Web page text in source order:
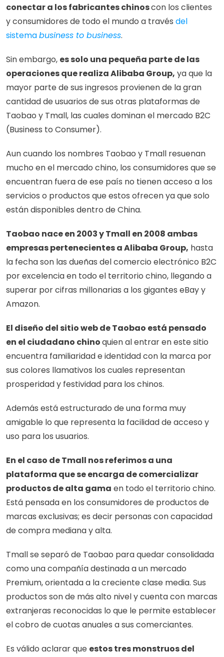
conectar a los fabricantes chinos con los clientes
y consumidores de todo el mundo a través del
sistema business to business.
Sin embargo, es solo una pequeña parte de las
operaciones que realiza Alibaba Group, ya que la
mayor parte de sus ingresos provienen de la gran
cantidad de usuarios de sus otras plataformas de
Taobao y Tmall, las cuales dominan el mercado B2C
(Business to Consumer).
Aun cuando los nombres Taobao y Tmall resuenan
mucho en el mercado chino, los consumidores que se
encuentran fuera de ese país no tienen acceso a los
servicios o productos que estos ofrecen ya que solo
están disponibles dentro de China.
Taobao nace en 2003 y Tmall en 2008 ambas
empresas pertenecientes a Alibaba Group, hasta
la fecha son las dueñas del comercio electrónico B2C
por excelencia en todo el territorio chino, llegando a
superar por cifras millonarias a los gigantes eBay y
Amazon.
El diseño del sitio web de Taobao está pensado
en el ciudadano chino quien al entrar en este sitio
encuentra familiaridad e identidad con la marca por
sus colores llamativos los cuales representan
prosperidad y festividad para los chinos.
Además está estructurado de una forma muy
amigable lo que representa la facilidad de acceso y
uso para los usuarios.
En el caso de Tmall nos referimos a una
plataforma que se encarga de comercializar
productos de alta gama en todo el territorio chino.
Está pensada en los consumidores de productos de
marcas exclusivas; es decir personas con capacidad
de compra mediana y alta.
Tmall se separó de Taobao para quedar consolidada
como una compañía destinada a un mercado
Premium, orientada a la creciente clase media. Sus
productos son de más alto nivel y cuenta con marcas
extranjeras reconocidas lo que le permite establecer
el cobro de cuotas anuales a sus comerciantes.
Es válido aclarar que estos tres monstruos del